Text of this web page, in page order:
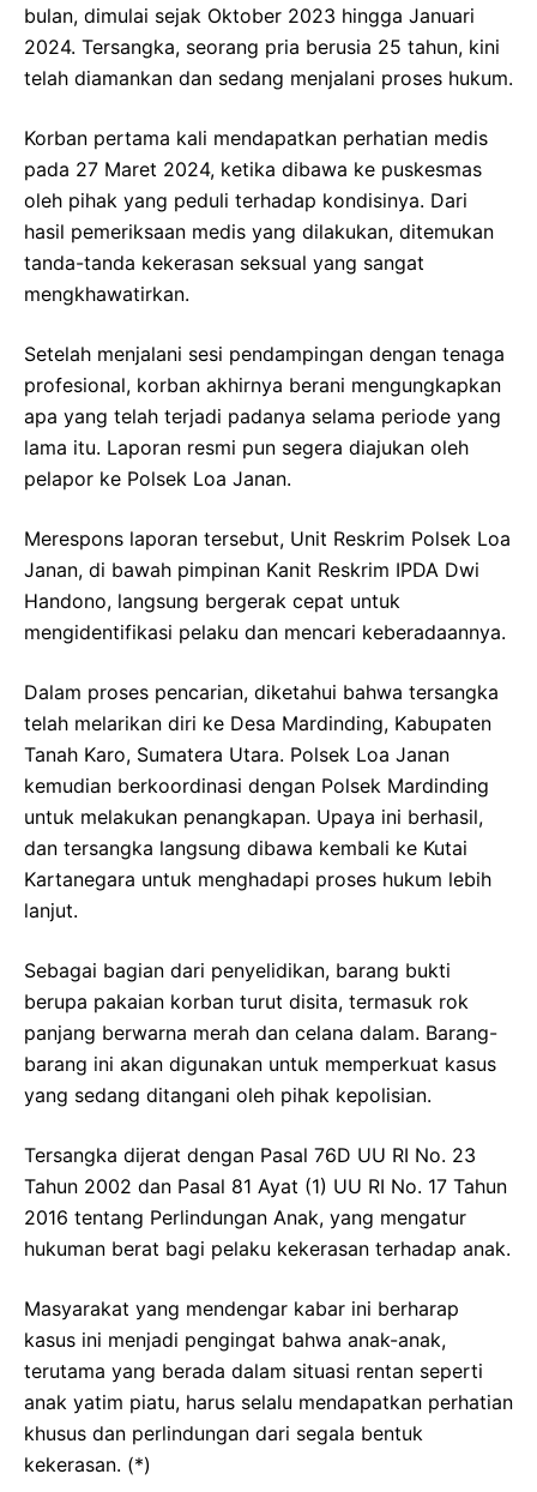
bulan, dimulai sejak Oktober 2023 hingga Januari
2024. Tersangka, seorang pria berusia 25 tahun, kini
telah diamankan dan sedang menjalani proses hukum.
Korban pertama kali mendapatkan perhatian medis
pada 27 Maret 2024, ketika dibawa ke puskesmas
oleh pihak yang peduli terhadap kondisinya. Dari
hasil pemeriksaan medis yang dilakukan, ditemukan
tanda-tanda kekerasan seksual yang sangat
mengkhawatirkan.
Setelah menjalani sesi pendampingan dengan tenaga
profesional, korban akhirnya berani mengungkapkan
apa yang telah terjadi padanya selama periode yang
lama itu. Laporan resmi pun segera diajukan oleh
pelapor ke Polsek Loa Janan.
Merespons laporan tersebut, Unit Reskrim Polsek Loa
Janan, di bawah pimpinan Kanit Reskrim IPDA Dwi
Handono, langsung bergerak cepat untuk
mengidentifikasi pelaku dan mencari keberadaannya.
Dalam proses pencarian, diketahui bahwa tersangka
telah melarikan diri ke Desa Mardinding, Kabupaten
Tanah Karo, Sumatera Utara. Polsek Loa Janan
kemudian berkoordinasi dengan Polsek Mardinding
untuk melakukan penangkapan. Upaya ini berhasil,
dan tersangka langsung dibawa kembali ke Kutai
Kartanegara untuk menghadapi proses hukum lebih
lanjut.
Sebagai bagian dari penyelidikan, barang bukti
berupa pakaian korban turut disita, termasuk rok
panjang berwarna merah dan celana dalam. Barang-
barang ini akan digunakan untuk memperkuat kasus
yang sedang ditangani oleh pihak kepolisian.
Tersangka dijerat dengan Pasal 76D UU RI No. 23
Tahun 2002 dan Pasal 81 Ayat (1) UU RI No. 17 Tahun
2016 tentang Perlindungan Anak, yang mengatur
hukuman berat bagi pelaku kekerasan terhadap anak.
Masyarakat yang mendengar kabar ini berharap
kasus ini menjadi pengingat bahwa anak-anak,
terutama yang berada dalam situasi rentan seperti
anak yatim piatu, harus selalu mendapatkan perhatian
khusus dan perlindungan dari segala bentuk
kekerasan. (*)